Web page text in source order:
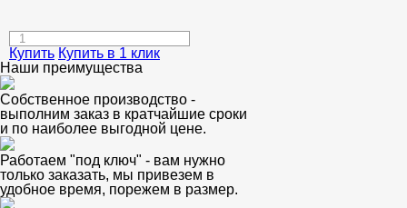
Купить Купить в 1 клик
Наши преимущества
Собственное производство -
выполним заказ в кратчайшие сроки
и по наиболее выгодной цене.
Работаем "под ключ" - вам нужно
только заказать, мы привезем в
удобное время, порежем в размер.